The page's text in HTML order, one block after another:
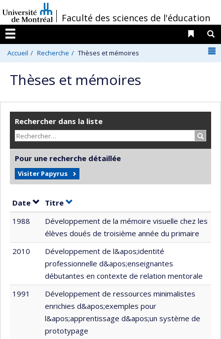
au
contenu
/Faculté des sciences de l'éducation
Menu
Liens
Accueil Recherche Thèses et mémoires
Thèses et mémoires
Rechercher dans la liste
Pour une recherche détaillée
Visiter Papyrus
Date Trier par date en ordre croissant
Titre Trier par titre en ordre croissant
1988
Développement de la mémoire visuelle chez les
élèves doués de troisième année du primaire
2010
Développement de l&apos;identité
professionnelle d&apos;enseignantes
débutantes en contexte de relation mentorale
1991
Développement de ressources minimalistes
enrichies d&apos;exemples pour
l&apos;apprentissage d&apos;un système de
prototypage